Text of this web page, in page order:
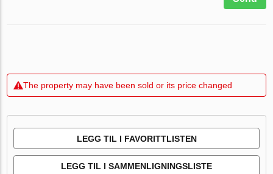
The property may have been sold or its price changed
LEGG TIL I FAVORITTLISTEN
LEGG TIL I SAMMENLIGNINGSLISTE